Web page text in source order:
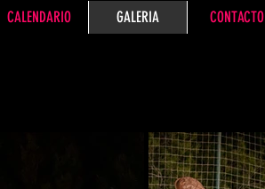
CALENDARIO GALERIA CONTACTO